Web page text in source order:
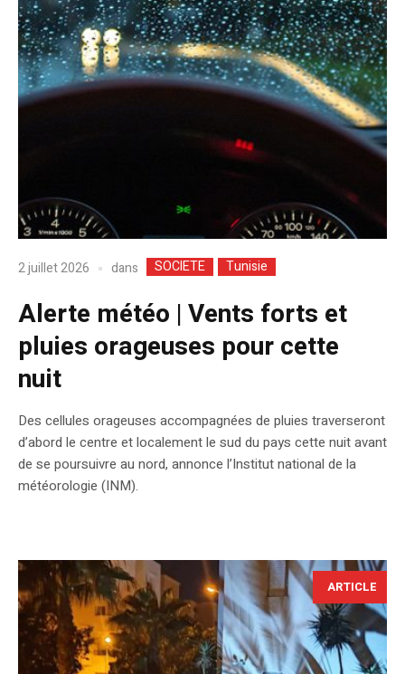
2 juillet 2026 dans SOCIETE Tunisie
​Alerte météo | Vents forts et
pluies orageuses pour cette
nuit
​Des cellules orageuses accompagnées de pluies traverseront
d’abord le centre et localement le sud du pays cette nuit avant
de se poursuivre au nord, annonce l’Institut national de la
météorologie (INM).
ARTICLE